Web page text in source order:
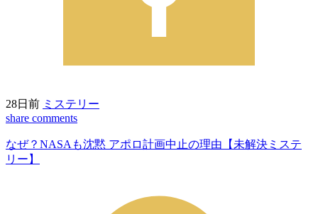
28日前 ミステリー
share comments
なぜ？NASAも沈黙 アポロ計画中止の理由【未解決ミステ
リー】